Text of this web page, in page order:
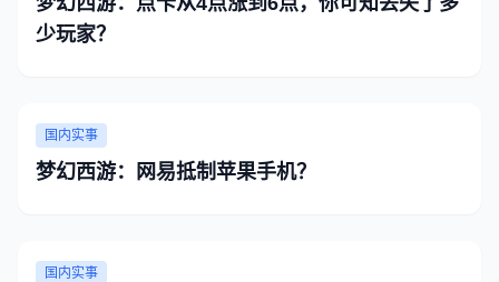
少玩家？
国内实事
梦幻西游：网易抵制苹果手机？
国内实事